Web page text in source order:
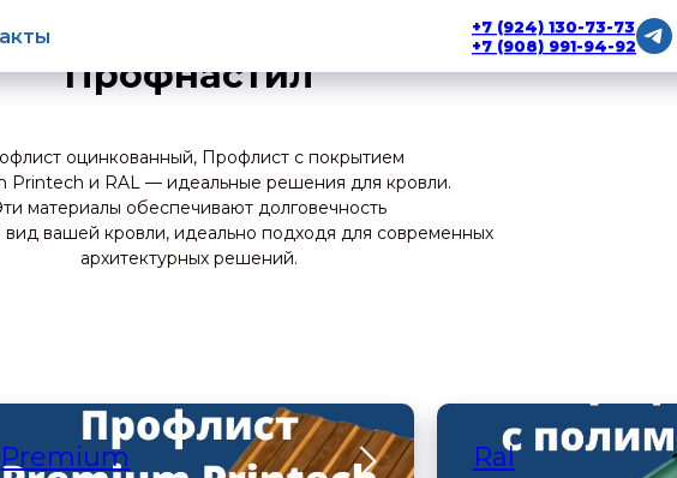
+7 (924) 130-73-73
+7 (908) 991-94-92
Профнастил
оцинкованный, Профлист с покрытием
Printech и RAL — идеальные решения для кровли.
материалы обеспечивают долговечность
вид вашей кровли, идеально подходя для современных
архитектурных решений.
Premium Ral